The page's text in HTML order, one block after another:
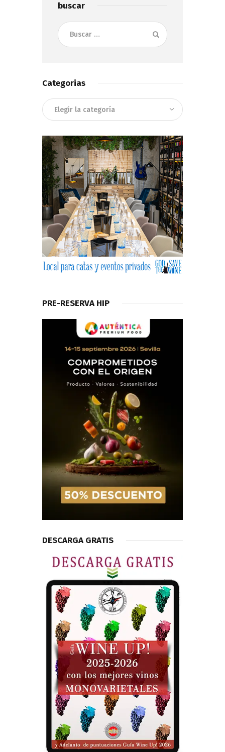
buscar
Buscar:
Categorias
Categorias
PRE-RESERVA HIP
DESCARGA GRATIS